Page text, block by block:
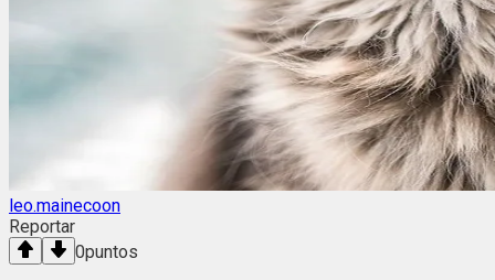
leo.mainecoon
Reportar
0puntos